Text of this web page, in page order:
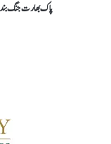
پاک بھارت جنگ بندی